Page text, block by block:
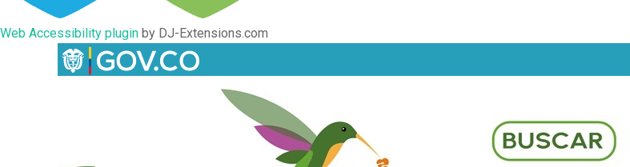
Web Accessibility plugin by DJ-Extensions.com